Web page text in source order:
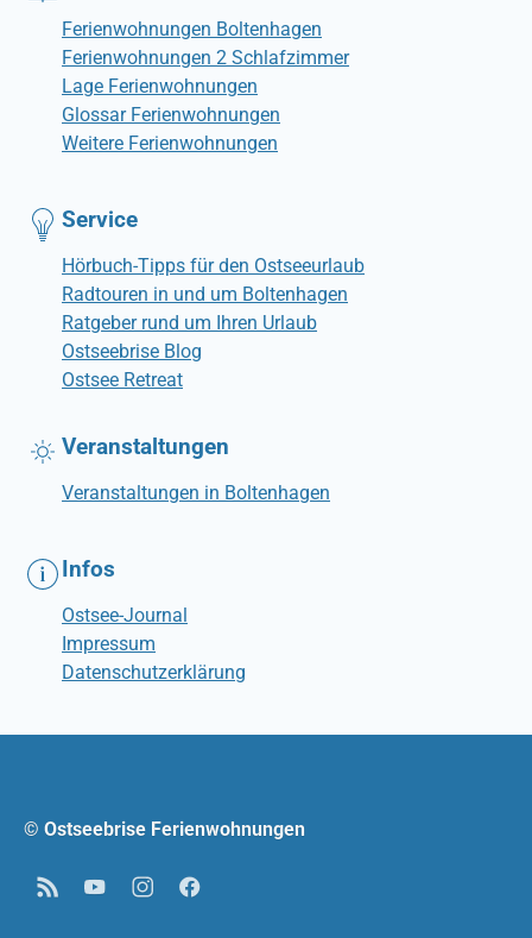
Ferienwohnungen Boltenhagen
Ferienwohnungen 2 Schlafzimmer
Lage Ferienwohnungen
Glossar Ferienwohnungen
Weitere Ferienwohnungen
Service
Hörbuch-Tipps für den Ostseeurlaub
Radtouren in und um Boltenhagen
Ratgeber rund um Ihren Urlaub
Ostseebrise Blog
Ostsee Retreat
Veranstaltungen
Veranstaltungen in Boltenhagen
Infos
Ostsee-Journal
Impressum
Datenschutzerklärung
© Ostseebrise Ferienwohnungen
RSS YouTubeInstagramFacebook